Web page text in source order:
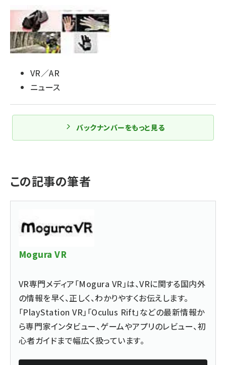
VR／AR
ニュース
バックナンバーをもっと見る
この記事の筆者
Mogura VR
VR専門メディア「Mogura VR」は、VRに関する国内外
の情報を早く、正しく、わかりやすくお伝えします。
「PlayStation VR」「Oculus Rift」などの最新情報か
ら専門家インタビュー、ゲームやアプリのレビュー、初
心者ガイドまで幅広く扱っています。